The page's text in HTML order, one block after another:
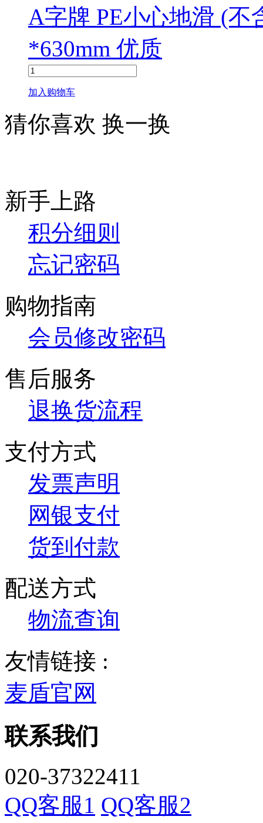
A字牌 PE小心地滑 (不
*630mm 优质
加入购物车
猜你喜欢 换一换
新手上路
积分细则
忘记密码
购物指南
会员修改密码
售后服务
退换货流程
支付方式
发票声明
网银支付
货到付款
配送方式
物流查询
友情链接 :
麦盾官网
联系我们
020-37322411
QQ客服1 QQ客服2